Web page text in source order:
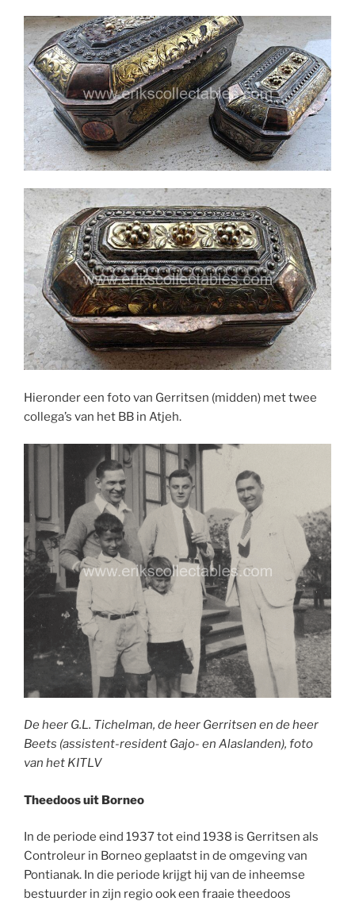
Hieronder een foto van Gerritsen (midden) met twee
collega’s van het BB in Atjeh.
De heer G.L. Tichelman, de heer Gerritsen en de heer
Beets (assistent-resident Gajo- en Alaslanden), foto
van het KITLV
Theedoos uit Borneo
In de periode eind 1937 tot eind 1938 is Gerritsen als
Controleur in Borneo geplaatst in de omgeving van
Pontianak. In die periode krijgt hij van de inheemse
bestuurder in zijn regio ook een fraaie theedoos